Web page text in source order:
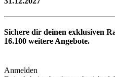
Sichere dir deinen exklusiven
16.100 weitere Angebote.
Anmelden